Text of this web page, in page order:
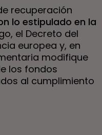
recuperación
lo estipulado en la
el Decreto del
europea y, en
modifique
los fondos
al cumplimiento